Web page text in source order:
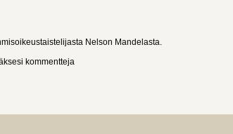
Nelson Mandelasta.
kommentteja